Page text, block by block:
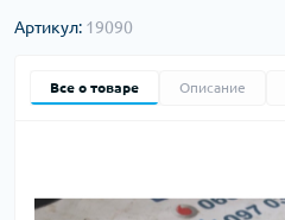
Артикул: 19090
Все о товаре Описание